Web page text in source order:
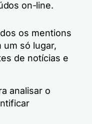
on-line.
os mentions
um só lugar,
de notícias e
analisar o